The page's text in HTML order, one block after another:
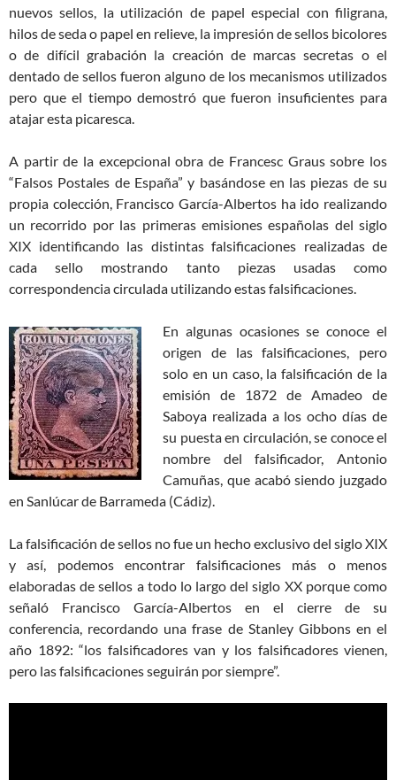
nuevos sellos, la utilización de papel especial con filigrana,
hilos de seda o papel en relieve, la impresión de sellos bicolores
o de difícil grabación la creación de marcas secretas o el
dentado de sellos fueron alguno de los mecanismos utilizados
pero que el tiempo demostró que fueron insuficientes para
atajar esta picaresca.
A partir de la excepcional obra de Francesc Graus sobre los
“Falsos Postales de España” y basándose en las piezas de su
propia colección, Francisco García-Albertos ha ido realizando
un recorrido por las primeras emisiones españolas del siglo
XIX identificando las distintas falsificaciones realizadas de
cada sello mostrando tanto piezas usadas como
correspondencia circulada utilizando estas falsificaciones.
En algunas ocasiones se conoce el
origen de las falsificaciones, pero
solo en un caso, la falsificación de la
emisión de 1872 de Amadeo de
Saboya realizada a los ocho días de
su puesta en circulación, se conoce el
nombre del falsificador, Antonio
Camuñas, que acabó siendo juzgado
en Sanlúcar de Barrameda (Cádiz).
La falsificación de sellos no fue un hecho exclusivo del siglo XIX
y así, podemos encontrar falsificaciones más o menos
elaboradas de sellos a todo lo largo del siglo XX porque como
señaló Francisco García-Albertos en el cierre de su
conferencia, recordando una frase de Stanley Gibbons en el
año 1892: “los falsificadores van y los falsificadores vienen,
pero las falsificaciones seguirán por siempre”.